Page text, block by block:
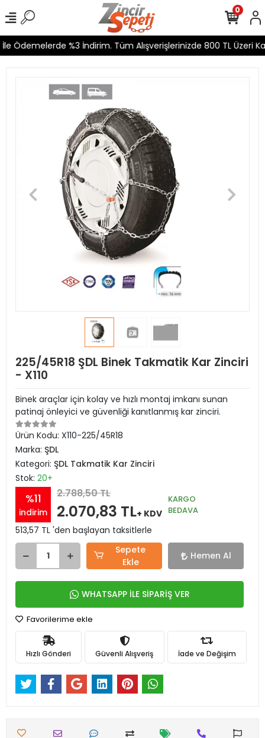
Ödemelerde %3 İndirim. Tüm Alışverişlerinizde 800 TL Üzeri
0
225/45R18 ŞDL Binek Takmatik Kar Zinciri
- X110
Binek araçlar için kolay ve hızlı montaj imkanı sunan
patinaj önleyici ve güvenliği kanıtlanmış kar zinciri.
Ürün Kodu: X110-225/45R18
Marka: ŞDL
Kategori: ŞDL Takmatik Kar Zinciri
Stok: 20+
%11
indirim
2.788,50 TL
2.070,83 TL+ KDV
KARGO
BEDAVA
513,57 TL 'den başlayan taksitlerle
Sepete
Ekle
Hemen Al
WHATSAPP İLE SİPARİŞ VER
Favorilerime ekle
Hızlı Gönderi Güvenli Alışveriş İade ve Değişim